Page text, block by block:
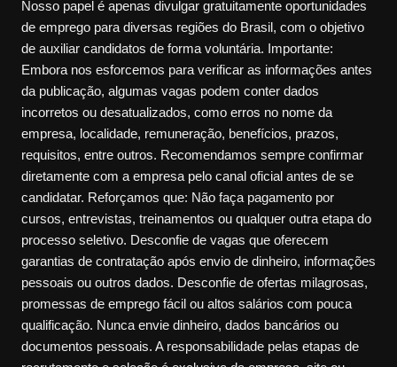
Nosso papel é apenas divulgar gratuitamente oportunidades
de emprego para diversas regiões do Brasil, com o objetivo
de auxiliar candidatos de forma voluntária. Importante:
Embora nos esforcemos para verificar as informações antes
da publicação, algumas vagas podem conter dados
incorretos ou desatualizados, como erros no nome da
empresa, localidade, remuneração, benefícios, prazos,
requisitos, entre outros. Recomendamos sempre confirmar
diretamente com a empresa pelo canal oficial antes de se
candidatar. Reforçamos que: Não faça pagamento por
cursos, entrevistas, treinamentos ou qualquer outra etapa do
processo seletivo. Desconfie de vagas que oferecem
garantias de contratação após envio de dinheiro, informações
pessoais ou outros dados. Desconfie de ofertas milagrosas,
promessas de emprego fácil ou altos salários com pouca
qualificação. Nunca envie dinheiro, dados bancários ou
documentos pessoais. A responsabilidade pelas etapas de